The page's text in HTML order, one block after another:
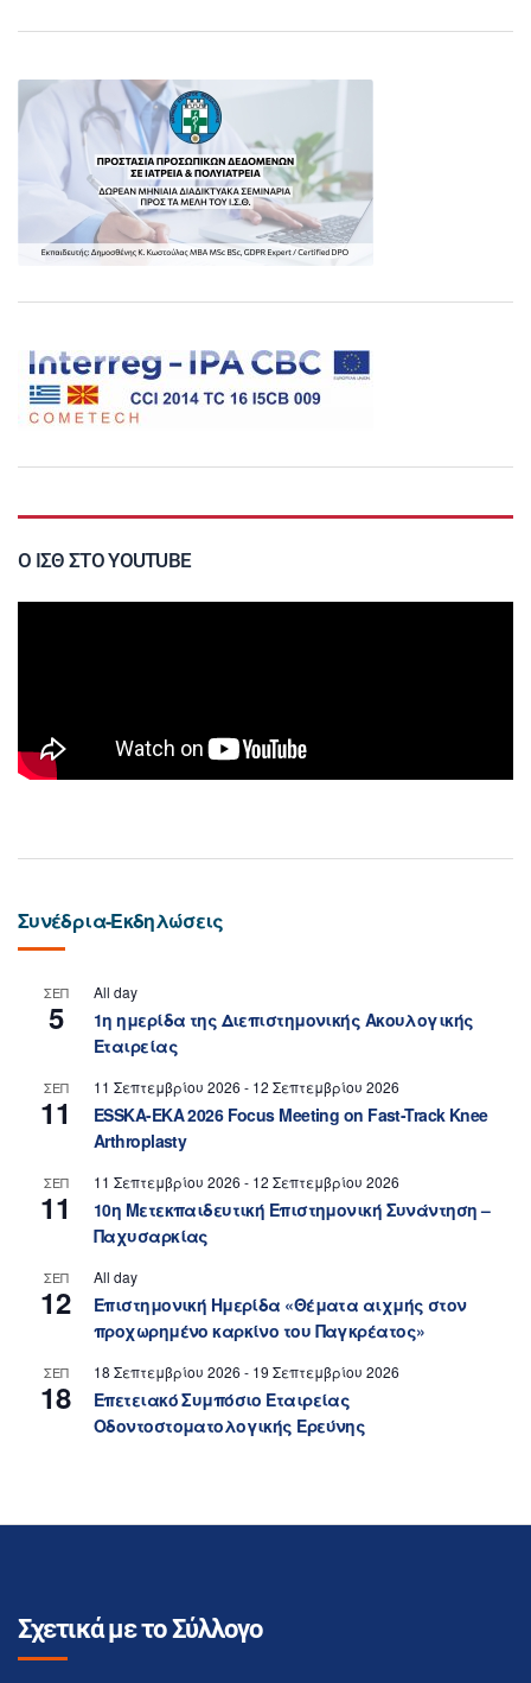
Ο ΙΣΘ ΣΤΟ YOUTUBE
Συνέδρια-Εκδηλώσεις
ΣΕΠ
5
All day
1η ημερίδα της Διεπιστημονικής Ακουλογικής
Εταιρείας
ΣΕΠ
11
11 Σεπτεμβρίου 2026 - 12 Σεπτεμβρίου 2026
ESSKA-EKA 2026 Focus Meeting on Fast-Track Knee
Arthroplasty
ΣΕΠ
11
11 Σεπτεμβρίου 2026 - 12 Σεπτεμβρίου 2026
10η Μετεκπαιδευτική Επιστημονική Συνάντηση –
Παχυσαρκίας
ΣΕΠ
12
All day
Επιστημονική Ημερίδα «Θέματα αιχμής στον
προχωρημένο καρκίνο του Παγκρέατος»
ΣΕΠ
18
18 Σεπτεμβρίου 2026 - 19 Σεπτεμβρίου 2026
Επετειακό Συμπόσιο Εταιρείας
Οδοντοστοματολογικής Ερεύνης
Σχετικά με το Σύλλογο